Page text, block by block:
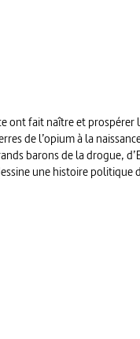
ont fait naître et prospérer
de l’opium à la
barons de la drogue,
une histoire politique